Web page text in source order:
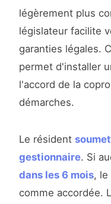
légèrement plus
législateur facilite
garanties légales.
permet d'installer
l'accord de la
démarches.
Le résident
gestionnaire. Si
dans les 6 mois, le
comme accordée.